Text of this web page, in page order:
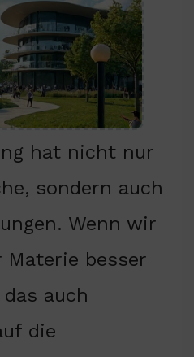
hat nicht nur
sondern auch
Wenn wir
besser
auch
die